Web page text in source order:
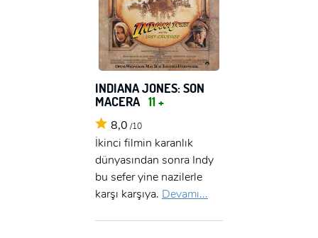
INDIANA JONES: SON
MACERA 11 +
8,0 /10
İkinci filmin karanlık
dünyasından sonra Indy
bu sefer yine nazilerle
karşı karşıya. Devamı...